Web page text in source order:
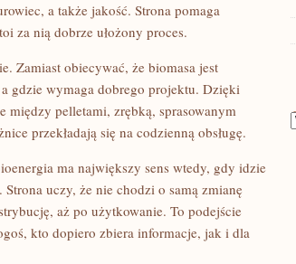
a także jakość. Strona pomaga
za nią dobrze ułożony proces.
Zamiast obiecywać, że biomasa jest
gdzie wymaga dobrego projektu. Dzięki
między pelletami, zrębką, sprasowanym
przekładają się na codzienną obsługę.
ma największy sens wtedy, gdy idzie
uczy, że nie chodzi o samą zmianę
aż po użytkowanie. To podejście
kto dopiero zbiera informacje, jak i dla